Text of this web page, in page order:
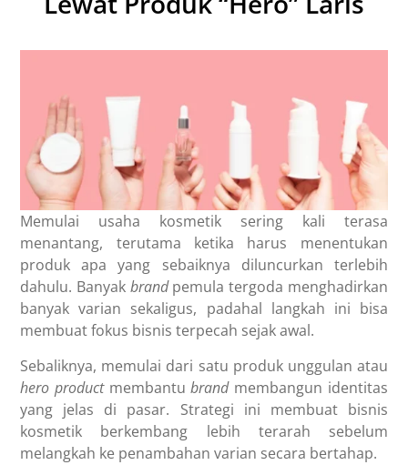
Memulai usaha kosmetik sering kali terasa
menantang, terutama ketika harus menentukan
produk apa yang sebaiknya diluncurkan terlebih
dahulu. Banyak brandpemula tergoda menghadirkan
banyak varian sekaligus, padahal langkah ini bisa
membuat fokus bisnis terpecah sejak awal.
Sebaliknya, memulai dari satu produk unggulan atau
hero productmembantubrand membangun identitas
yang jelas di pasar. Strategi ini membuat bisnis
kosmetik berkembang lebih terarah sebelum
melangkah ke penambahan varian secara bertahap.